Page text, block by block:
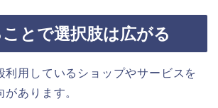
とで選択肢は広がる
利用しているショップやサービスを
あります。